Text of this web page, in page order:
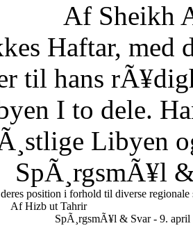
Af Sheikh
Haftar, med
til hans
I to dele.
Libyen
SpÃ¸rgsmÃ¥l
position i forhold til diverse regionale
Af Hizb ut Tahrir
SpÃ¸rgsmÃ¥l & Svar - 9. april